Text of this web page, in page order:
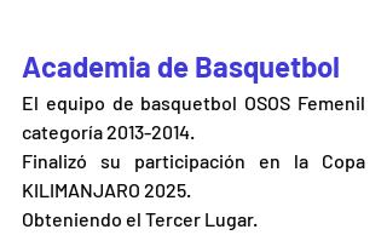
Academia de Basquetbol
El equipo de basquetbol OSOS Femenil
categoría 2013-2014.
Finalizó su participación en la Copa
KILIMANJARO 2025.
Obteniendo el Tercer Lugar.